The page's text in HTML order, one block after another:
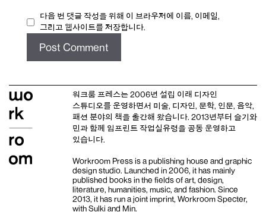
다음 번 댓글 작성을 위해 이 브라우저에 이름, 이메일,
그리고 웹사이트를 저장합니다.
워크룸 프레스는 2006년 설립 이래 디자인
스튜디오를 운영하면서 미술, 디자인, 문학, 인문, 음악,
패션 분야의 책을 출간해 왔습니다. 2013년부터 슬기와
민과 함께 임프린트 작업실유령을 공동 운영하고
있습니다.
Workroom Press is a publishing house and graphic
design studio. Launched in 2006, it has mainly
published books in the fields of art, design,
literature, humanities, music, and fashion. Since
2013, it has run a joint imprint, Workroom Specter,
with Sulki and Min.